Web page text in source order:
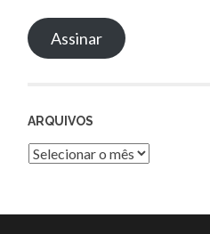
e-
mailAssinar
ARQUIVOS
Arquivos